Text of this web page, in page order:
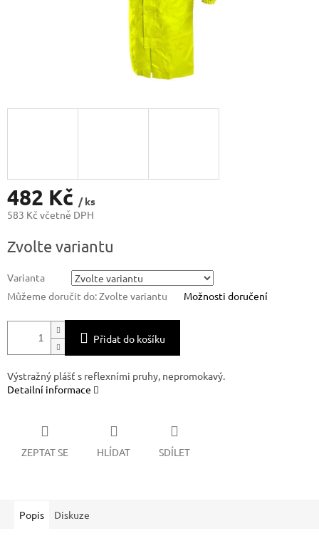
482 Kč / ks
583 Kč včetně DPH
cena:
Zvolte variantu
Varianta
Můžeme doručit do:Zvolte variantu Možnosti doručení
Přidat do košíku
Výstražný plášť s reflexními pruhy, nepromokavý.
Detailní informace
ZEPTAT SE HLÍDAT SDÍLET
Popis Diskuze